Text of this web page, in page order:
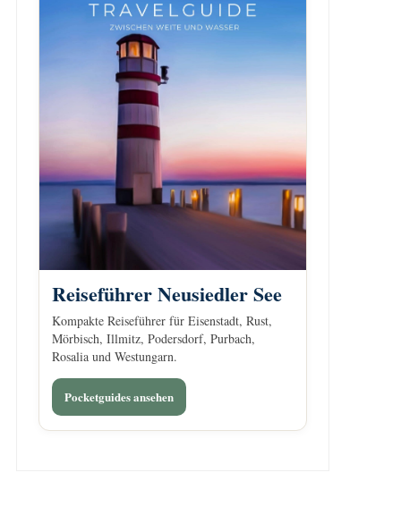
Reiseführer Neusiedler See
Kompakte Reiseführer für Eisenstadt, Rust,
Mörbisch, Illmitz, Podersdorf, Purbach,
Rosalia und Westungarn.
Pocketguides ansehen